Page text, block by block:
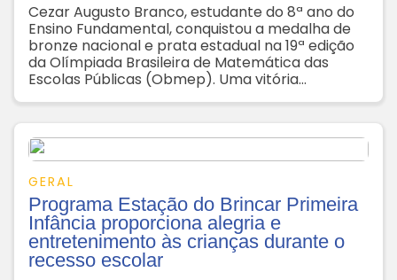
Cezar Augusto Branco, estudante do 8ª ano do
Ensino Fundamental, conquistou a medalha de
bronze nacional e prata estadual na 19ª edição
da Olímpiada Brasileira de Matemática das
Escolas Públicas (Obmep). Uma vitória
GERAL
Programa Estação do Brincar Primeira
Infância proporciona alegria e
entretenimento às crianças durante o
recesso escolar